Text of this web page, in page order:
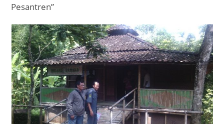
Pesantren”